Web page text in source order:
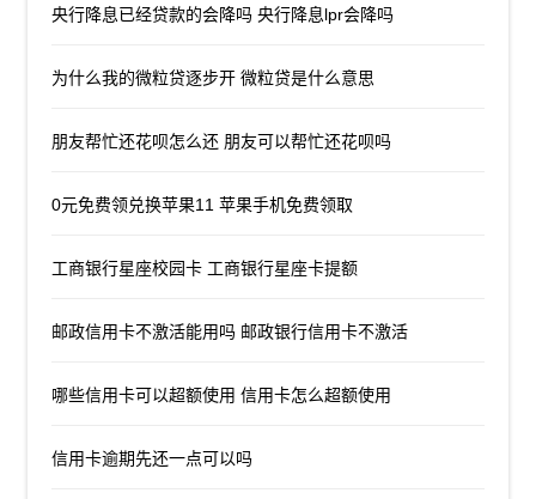
央行降息已经贷款的会降吗 央行降息lpr会降吗
为什么我的微粒贷逐步开 微粒贷是什么意思
朋友帮忙还花呗怎么还 朋友可以帮忙还花呗吗
0元免费领兑换苹果11 苹果手机免费领取
工商银行星座校园卡 工商银行星座卡提额
邮政信用卡不激活能用吗 邮政银行信用卡不激活
哪些信用卡可以超额使用 信用卡怎么超额使用
信用卡逾期先还一点可以吗